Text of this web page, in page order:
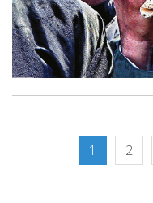
1 2